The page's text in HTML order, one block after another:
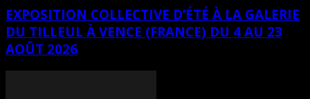
EXPOSITION COLLECTIVE D’ÉTÉ À LA GALERIE
DU TILLEUL À VENCE (FRANCE) DU 4 AU 23
AOÛT 2026